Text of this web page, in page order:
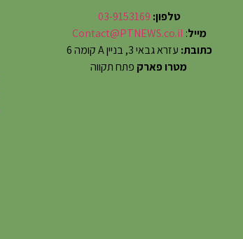
טלפון: 03-9153169
מייל:
Contact@PTNEWS.co.il
כתובת: עזרא גבאי 3, בניין A קומה 6
מטרו פארק פתח תקווה